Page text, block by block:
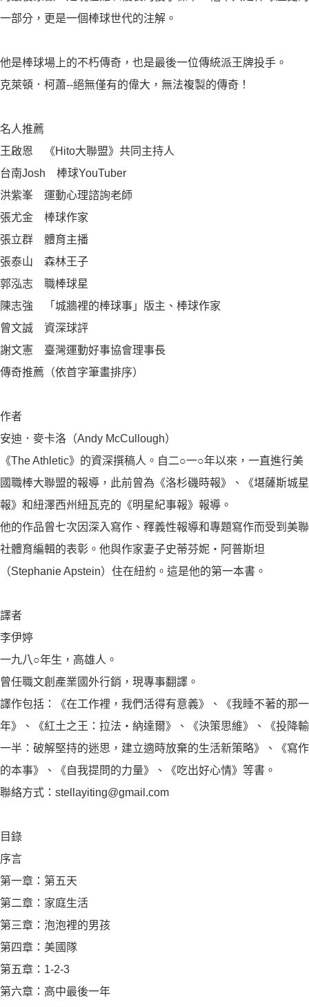
一部分，更是一個棒球世代的注解。
他是棒球場上的不朽傳奇，也是最後一位傳統派王牌投手。
克萊頓．柯蕭--絕無僅有的偉大，無法複製的傳奇！
名人推薦
王啟恩 《Hito大聯盟》共同主持人
台南Josh 棒球YouTuber
洪紫峯 運動心理諮詢老師
張尤金 棒球作家
張立群 體育主播
張泰山 森林王子
郭泓志 職棒球星
陳志強 「城牆裡的棒球事」版主、棒球作家
曾文誠 資深球評
謝文憲 臺灣運動好事協會理事長
傳奇推薦（依首字筆畫排序）
作者
安迪．麥卡洛（Andy McCullough）
《The Athletic》的資深撰稿人。自二○一○年以來，一直進行美
國職棒大聯盟的報導，此前曾為《洛杉磯時報》、《堪薩斯城星
報》和紐澤西州紐瓦克的《明星紀事報》報導。
他的作品曾七次因深入寫作、釋義性報導和專題寫作而受到美聯
社體育編輯的表彰。他與作家妻子史蒂芬妮‧阿普斯坦
（Stephanie Apstein）住在紐約。這是他的第一本書。
譯者
李伊婷
一九八○年生，高雄人。
曾任職文創產業國外行銷，現專事翻譯。
譯作包括：《在工作裡，我們活得有意義》、《我睡不著的那一
年》、《紅土之王：拉法‧納達爾》、《決策思維》、《投降輸
一半：破解堅持的迷思，建立適時放棄的生活新策略》、《寫作
的本事》、《自我提問的力量》、《吃出好心情》等書。
聯絡方式：stellayiting@gmail.com
目錄
序言
第一章：第五天
第二章：家庭生活
第三章：泡泡裡的男孩
第四章：美國隊
第五章：1-2-3
第六章：高中最後一年